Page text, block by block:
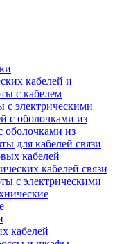
кабелей и
с кабелем
электрическими
с оболочками из
оболочками из
для кабелей связи
кабелей
кабелей связи
с электрическими
кабелей